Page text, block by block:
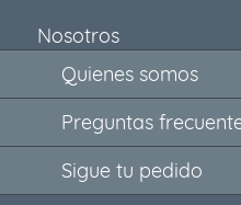
Nosotros
Quienes somos
Preguntas
Sigue tu pedido